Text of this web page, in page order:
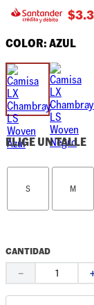
$
COLOR:AZUL
ELIGE UN TALLE
M
S
CANTIDAD
－